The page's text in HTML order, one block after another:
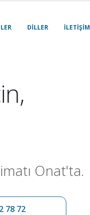
DILLER İLETIŞIM
Onat'ta.
78 72